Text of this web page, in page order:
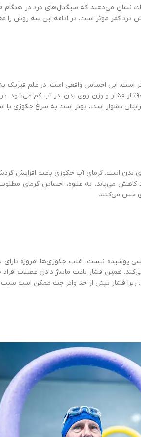
نشان می‌دهند که سیگنال‌های درد در هنگام
کمر موثر است. در ادامه این سه روش را
است. این احساس واقعی است. در علم فیزیک
قرار دارد، وزن آن به شکل کاملا محسوسی کاهش می‌یابد. بسیاری از تحقیقات نشان
دشوار است، بهتر است به سراغ جکوزی یا
آن بالاتر از حرارت عادی بدن است. گرمای آب
کاهش می‌یابد. به علاوه، احساس گرمای
حس می‌کنند.
پوشیده نیست. اغلب جکوزی‌ها امروزه
همین فشار باعث ماساژ دادن عضلات